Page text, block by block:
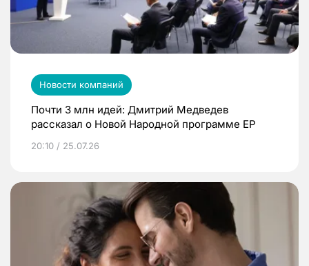
Новости компаний
Почти 3 млн идей: Дмитрий Медведев
рассказал о Новой Народной программе ЕР
20:10 / 25.07.26